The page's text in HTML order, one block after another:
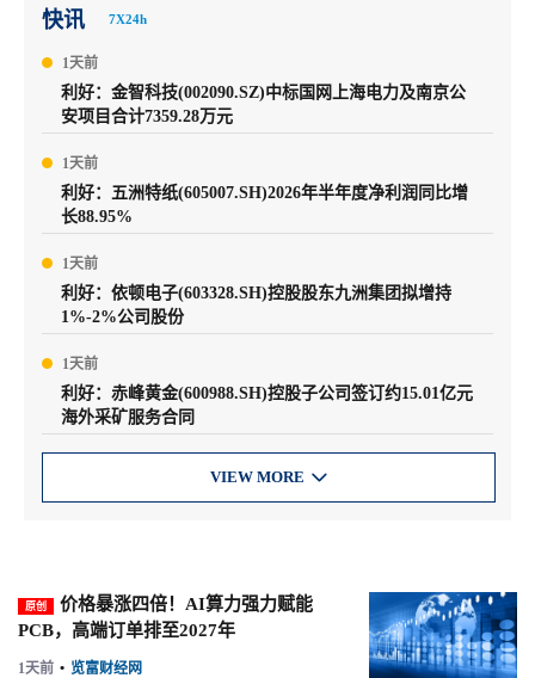
快讯 7X24h
1天前
利好：金智科技(002090.SZ)中标国网上海电力及南京公
安项目合计7359.28万元
1天前
利好：五洲特纸(605007.SH)2026年半年度净利润同比增
长88.95%
1天前
利好：依顿电子(603328.SH)控股股东九洲集团拟增持
1%-2%公司股份
1天前
利好：赤峰黄金(600988.SH)控股子公司签订约15.01亿元
海外采矿服务合同
VIEW MORE 
原创
价格暴涨四倍！AI算力强力赋能
PCB，高端订单排至2027年
1天前 • 览富财经网